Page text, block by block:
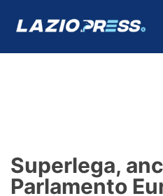
Formello
Superlega,
Parlamento